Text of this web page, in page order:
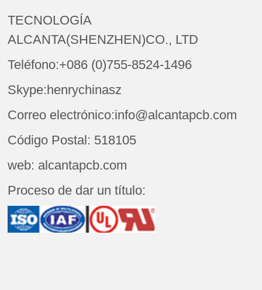
TECNOLOGÍA
ALCANTA(SHENZHEN)CO., LTD
Teléfono:+086 (0)755-8524-1496
Skype:henrychinasz
Correo electrónico:info@alcantapcb.com
Código Postal: 518105
web: alcantapcb.com
Proceso de dar un título: